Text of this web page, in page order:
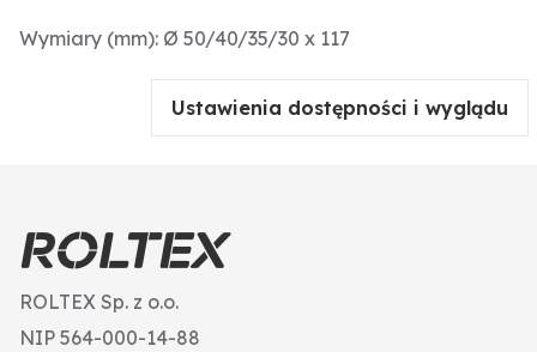
Wymiary (mm): Ø 50/40/35/30 x 117
Ustawienia dostępności i wyglądu
ROLTEX Sp. z o.o.
NIP 564-000-14-88